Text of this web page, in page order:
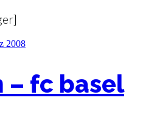
2008
– fc basel